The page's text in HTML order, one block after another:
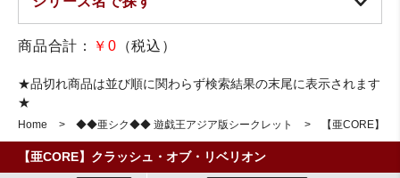
商品合計： ￥0 （税込）
★品切れ商品は並び順に関わらず検索結果の末尾に表示されます
★
Home ◆◆亜シク◆◆ 遊戯王アジア版シークレット 【亜CORE】
【亜CORE】クラッシュ・オブ・リベリオン